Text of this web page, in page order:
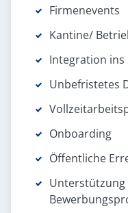
Firmenevents
Kantine/
Integration
Unbefristetes
Onboarding
Öffentliche
Unterstützung